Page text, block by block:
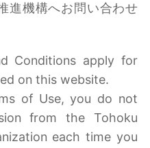
進機構へお問い合わせ
Conditions apply for
on this website.
of Use, you do not
from the Tohoku
each time you